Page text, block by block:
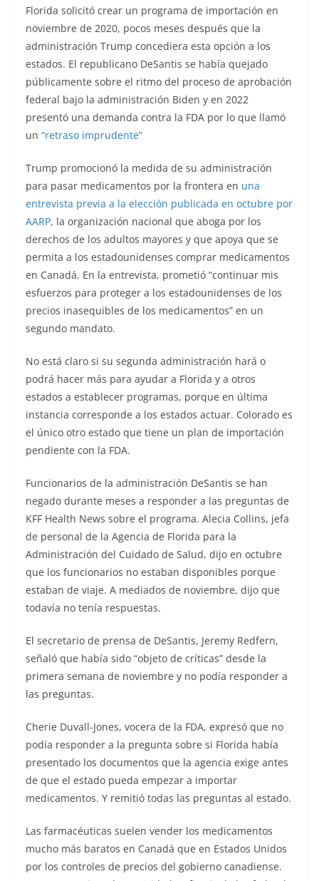
Florida solicitó crear un programa de importación en
noviembre de 2020, pocos meses después que la
administración Trump concediera esta opción a los
estados. El republicano DeSantis se había quejado
públicamente sobre el ritmo del proceso de aprobación
federal bajo la administración Biden y en 2022
presentó una demanda contra la FDA por lo que llamó
un “retraso imprudente”
Trump promocionó la medida de su administración
para pasar medicamentos por la frontera en una
entrevista previa a la elección publicada en octubre por
AARP, la organización nacional que aboga por los
derechos de los adultos mayores y que apoya que se
permita a los estadounidenses comprar medicamentos
en Canadá. En la entrevista, prometió “continuar mis
esfuerzos para proteger a los estadounidenses de los
precios inasequibles de los medicamentos” en un
segundo mandato.
No está claro si su segunda administración hará o
podrá hacer más para ayudar a Florida y a otros
estados a establecer programas, porque en última
instancia corresponde a los estados actuar. Colorado es
el único otro estado que tiene un plan de importación
pendiente con la FDA.
Funcionarios de la administración DeSantis se han
negado durante meses a responder a las preguntas de
KFF Health News sobre el programa. Alecia Collins, jefa
de personal de la Agencia de Florida para la
Administración del Cuidado de Salud, dijo en octubre
que los funcionarios no estaban disponibles porque
estaban de viaje. A mediados de noviembre, dijo que
todavía no tenía respuestas.
El secretario de prensa de DeSantis, Jeremy Redfern,
señaló que había sido “objeto de críticas” desde la
primera semana de noviembre y no podía responder a
las preguntas.
Cherie Duvall-Jones, vocera de la FDA, expresó que no
podía responder a la pregunta sobre si Florida había
presentado los documentos que la agencia exige antes
de que el estado pueda empezar a importar
medicamentos. Y remitió todas las preguntas al estado.
Las farmacéuticas suelen vender los medicamentos
mucho más baratos en Canadá que en Estados Unidos
por los controles de precios del gobierno canadiense.